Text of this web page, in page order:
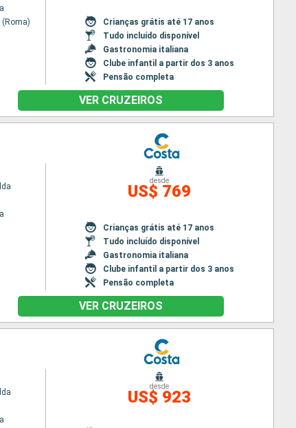
Crianças grátis até 17 anos
Tudo incluído disponível
Gastronomia italiana
Clube infantil a partir dos 3 anos
Pensão completa
VER CRUZEIROS
desde
US$ 769
Crianças grátis até 17 anos
Tudo incluído disponível
Gastronomia italiana
Clube infantil a partir dos 3 anos
Pensão completa
VER CRUZEIROS
desde
US$ 923